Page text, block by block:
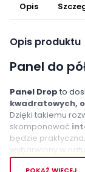
Opis
Opis produktu
Panel do
Panel Drop to
kwadratowych,
Dzięki takiemu
skomponować
będzie
wybarwiony w
doskonałą bazę